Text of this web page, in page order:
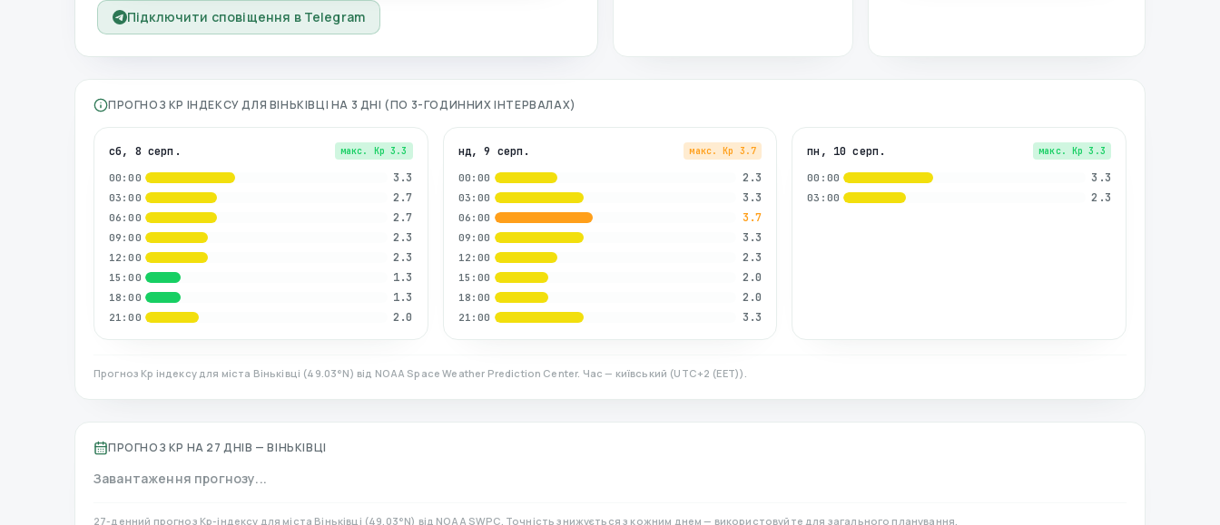
Підключити сповіщення в Telegram
ПРОГНОЗ KP ІНДЕКСУ ДЛЯ ВІНЬКІВЦІ НА 3 ДНІ (ПО 3-ГОДИННИХ ІНТЕРВАЛАХ)
сб, 8 серп. макс. Kp 3.3
00:00 3.3
03:00 2.7
06:00 2.7
09:00 2.3
12:00 2.3
15:00 1.3
18:00 1.3
21:00 2.0
нд, 9 серп. макс. Kp 3.7
00:00 2.3
03:00 3.3
06:00 3.7
09:00 3.3
12:00 2.3
15:00 2.0
18:00 2.0
21:00 3.3
пн, 10 серп. макс. Kp 3.3
00:00 3.3
03:00 2.3
Прогноз Kp індексу для міста Віньківці (49.03°N) від NOAA Space Weather Prediction Center. Час — київський (UTC+2 (EET)).
ПРОГНОЗ KP НА 27 ДНІВ — ВІНЬКІВЦІ
Завантаження прогнозу...
27-денний прогноз Kp-індексу для міста Віньківці (49.03°N) від NOAA SWPC. Точність знижується з кожним днем — використовуйте для загального планування.